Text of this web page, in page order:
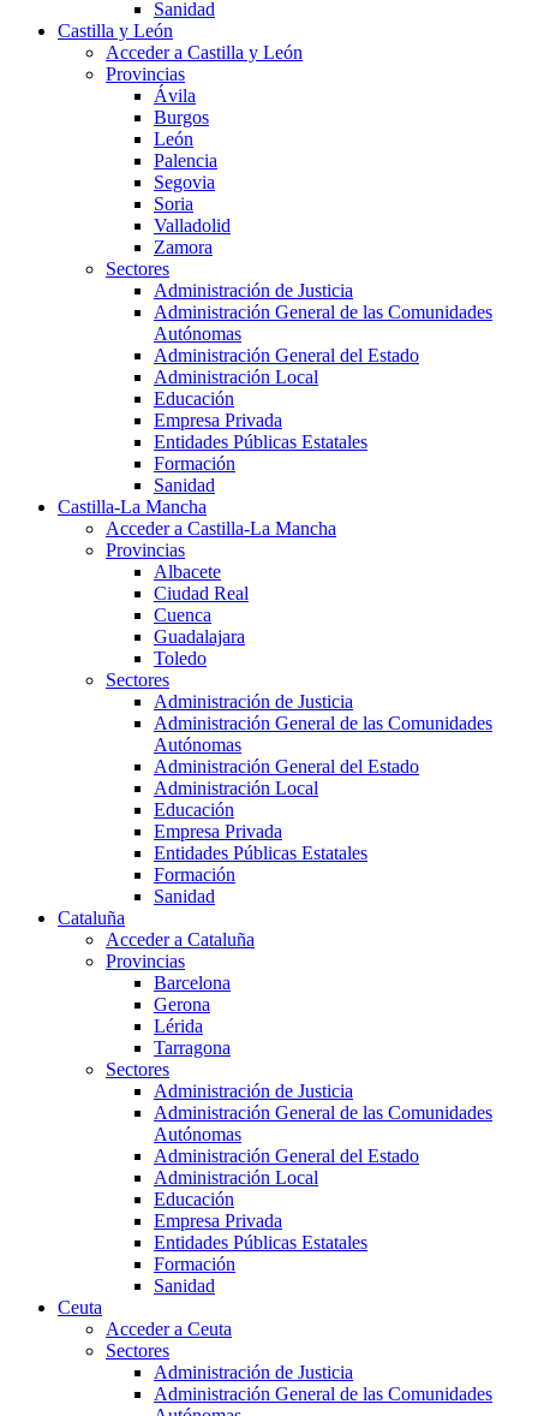
Sanidad
Castilla y León
Acceder a Castilla y León
Provincias
Ávila
Burgos
León
Palencia
Segovia
Soria
Valladolid
Zamora
Sectores
Administración de Justicia
Administración General de las Comunidades
Autónomas
Administración General del Estado
Administración Local
Educación
Empresa Privada
Entidades Públicas Estatales
Formación
Sanidad
Castilla-La Mancha
Acceder a Castilla-La Mancha
Provincias
Albacete
Ciudad Real
Cuenca
Guadalajara
Toledo
Sectores
Administración de Justicia
Administración General de las Comunidades
Autónomas
Administración General del Estado
Administración Local
Educación
Empresa Privada
Entidades Públicas Estatales
Formación
Sanidad
Cataluña
Acceder a Cataluña
Provincias
Barcelona
Gerona
Lérida
Tarragona
Sectores
Administración de Justicia
Administración General de las Comunidades
Autónomas
Administración General del Estado
Administración Local
Educación
Empresa Privada
Entidades Públicas Estatales
Formación
Sanidad
Ceuta
Acceder a Ceuta
Sectores
Administración de Justicia
Administración General de las Comunidades